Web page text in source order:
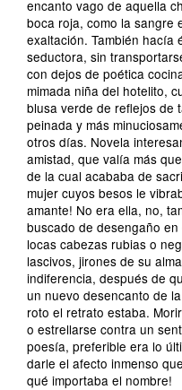
encanto vago de aquella
boca roja, como la sangre
exaltación. También hacía
seductora, sin
con dejos de poética
mimada niña del hotelito,
blusa verde de reflejos de
peinada y más
otros días. Novela
amistad, que valía más
de la cual acababa de
mujer cuyos besos le
amante! No era ella, no,
buscado de desengaño
locas cabezas rubias o
lascivos, jirones de su
indiferencia, después de
un nuevo desencanto de
roto el retrato estaba.
o estrellarse contra un
poesía, preferible era lo
darle el afecto inmenso
qué importaba el nombre!